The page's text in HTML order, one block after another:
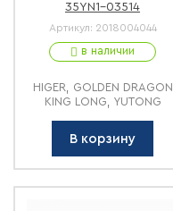
35YN1-03514
Артикул: 2018004044
в наличии
HIGER, GOLDEN DRAGON
KING LONG, YUTONG
В корзину